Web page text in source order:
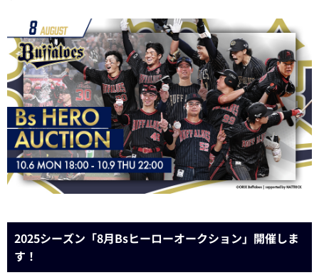
2025シーズン「8月Bsヒーローオークション」開催しま
す！